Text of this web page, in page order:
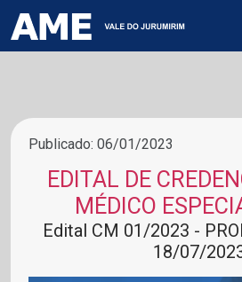
Publicado: 06/01/2023
EDITAL DE
MÉDICO
Edital CM 01/2023 -
18/07/